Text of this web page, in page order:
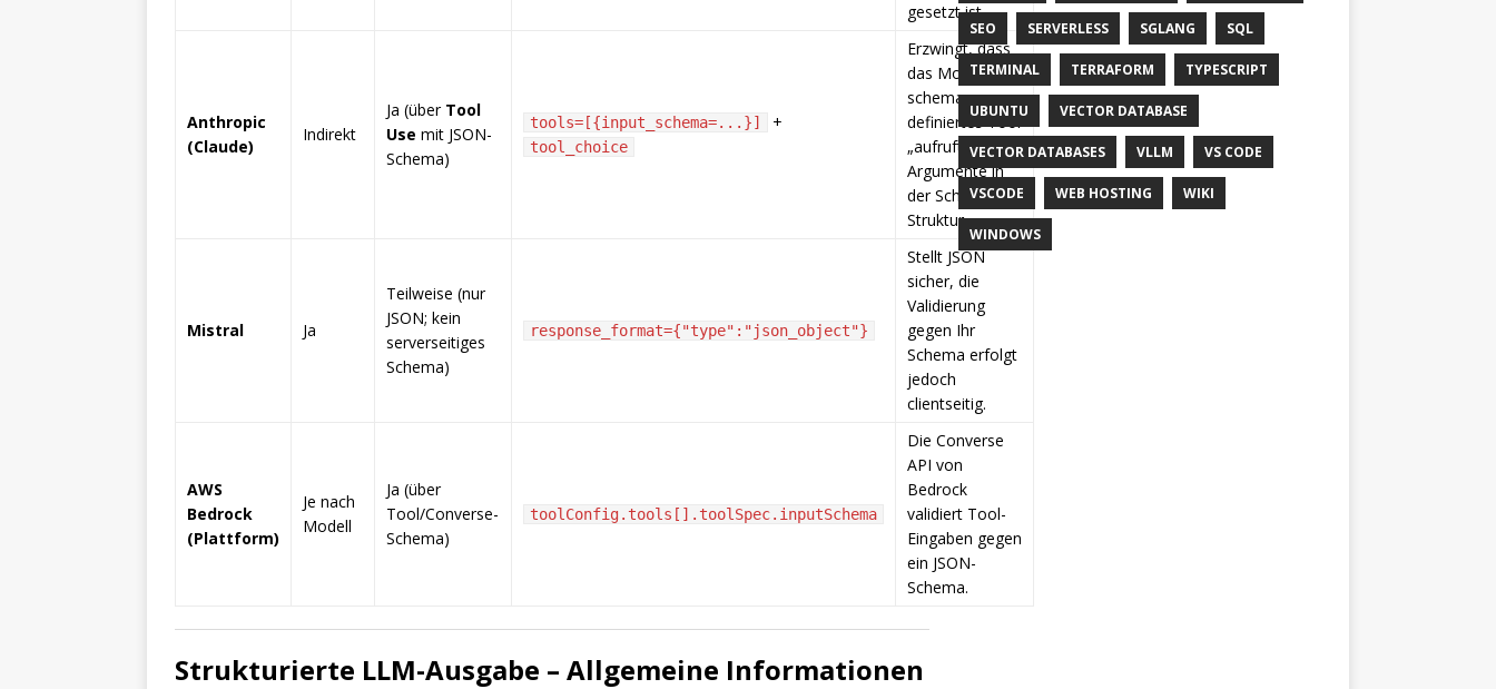
gesetzt ist.
Anthropic
(Claude)
Indirekt
Ja (über Tool
Use mit JSON-
Schema)
tools=[{input_schema=...}] +
tool_choice
Erzwingt, dass
das Modell Ihr
schema-
definiertes Tool
„aufruft“; liefert
Argumente in
der Schema-
Struktur.
Mistral Ja
Teilweise (nur
JSON; kein
serverseitiges
Schema)
response_format={"type":"json_object"}
Stellt JSON
sicher, die
Validierung
gegen Ihr
Schema erfolgt
jedoch
clientseitig.
AWS
Bedrock
(Plattform)
Je nach
Modell
Ja (über
Tool/Converse-
Schema)
toolConfig.tools[].toolSpec.inputSchema
Die Converse
API von
Bedrock
validiert Tool-
Eingaben gegen
ein JSON-
Schema.
Strukturierte LLM-Ausgabe – Allgemeine Informationen
SEO SERVERLESS SGLANG SQL
TERMINAL TERRAFORM TYPESCRIPT
UBUNTU VECTOR DATABASE
VECTOR DATABASES VLLM VS CODE
VSCODE WEB HOSTING WIKI
WINDOWS